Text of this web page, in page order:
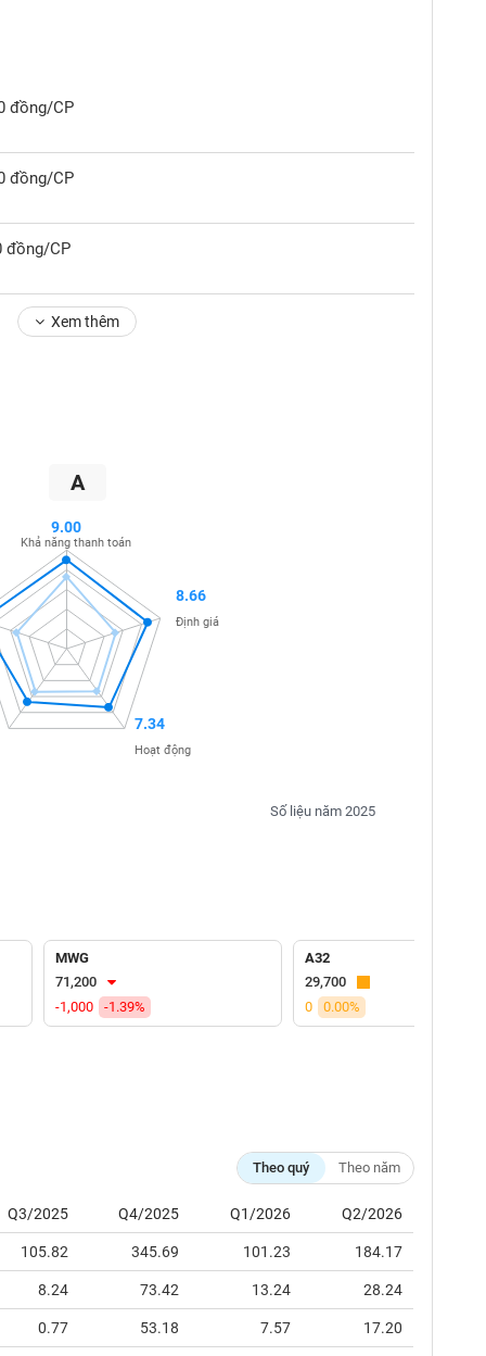
đồng/CP
đồng/CP
đồng/CP
Xem thêm
A
Số liệu năm 2025
9.00
Khả năng thanh toán
8.66
Định giá
7.34
Hoạt động
MWG
71,200
-1,000
-1.39%
A32
29,700
0
0.00%
Theo quý Theo năm
Q3/2025 Q4/2025 Q1/2026 Q2/2026
105.82 345.69 101.23 184.17
8.24 73.42 13.24 28.24
0.77 53.18 7.57 17.20